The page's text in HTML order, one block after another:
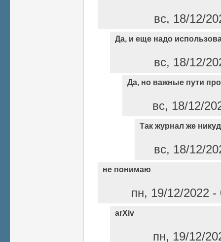
вс, 18/12/
Да, и еще надо
вс, 18/12/
Да, но важные пути
вс, 18/12/
Так журнал же
вс, 18/12/
не понимаю
пн, 19/12/2022
arXiv
пн, 19/12/